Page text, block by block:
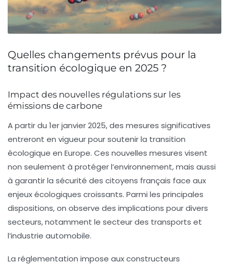
Quelles changements prévus pour la
transition écologique en 2025 ?
Impact des nouvelles régulations sur les
émissions de carbone
A partir du 1er janvier 2025, des mesures significatives
entreront en vigueur pour soutenir la transition
écologique en Europe. Ces nouvelles mesures visent
non seulement à protéger l’environnement, mais aussi
à garantir la sécurité des citoyens français face aux
enjeux écologiques croissants. Parmi les principales
dispositions, on observe des implications pour divers
secteurs, notamment le secteur des transports et
l’industrie automobile.
La réglementation impose aux constructeurs